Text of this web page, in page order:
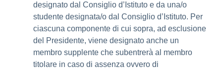
designato dal Consiglio d’Istituto e da una/o
studente designata/o dal Consiglio d’Istituto. Per
ciascuna componente di cui sopra, ad esclusione
del Presidente, viene designato anche un
membro supplente che subentrerà al membro
titolare in caso di assenza ovvero di